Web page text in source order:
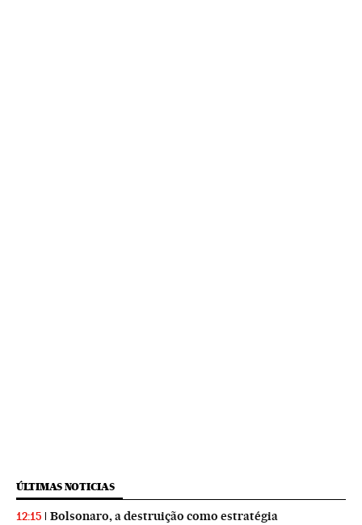
ÚLTIMAS NOTICIAS
12:15 Bolsonaro, a destruição como estratégia